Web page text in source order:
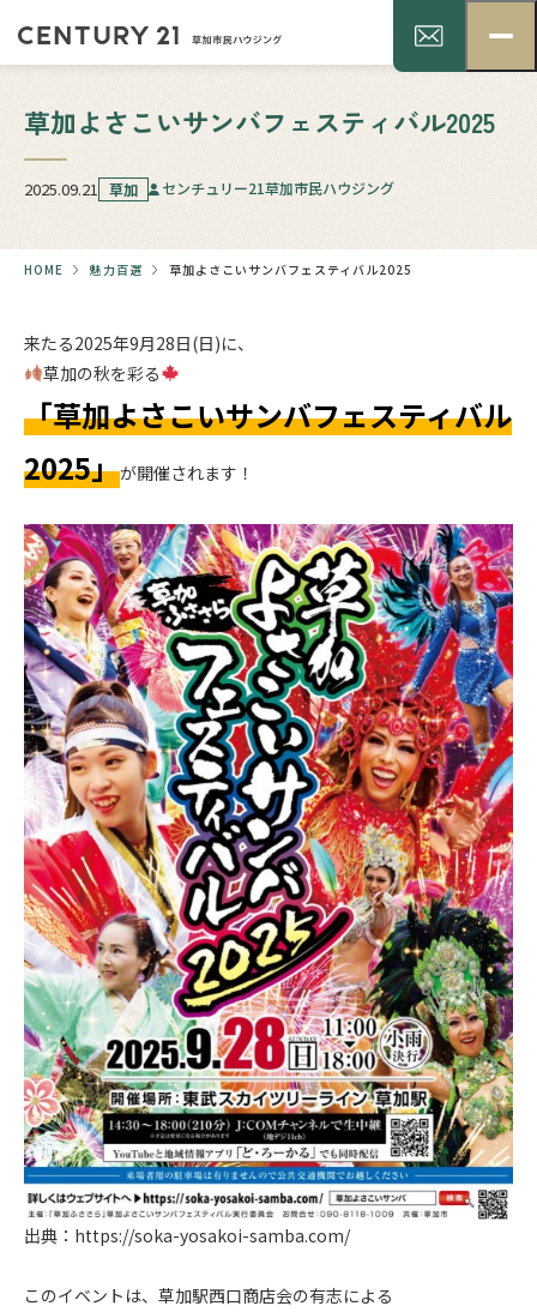
草加よさこいサンバフェスティバル2025
2025.09.21 草加 センチュリー21草加市民ハウジング
HOME 魅力百選 草加よさこいサンバフェスティバル2025
来たる2025年9月28日(日)に、
草加の秋を彩る
「草加よさこいサンバフェスティバル
2025」が開催されます！
出典：https://soka-yosakoi-samba.com/
このイベントは、草加駅西口商店会の有志による